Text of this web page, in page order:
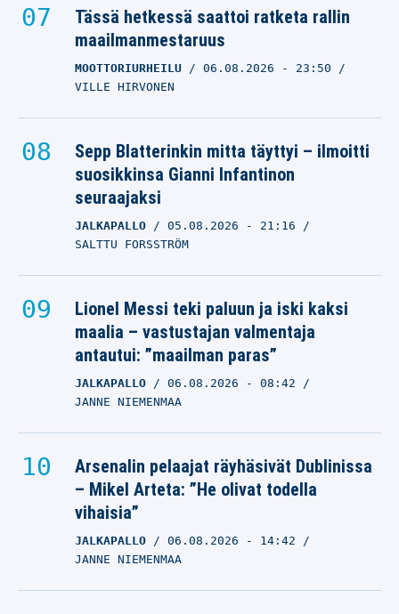
Tässä hetkessä saattoi ratketa rallin
maailmanmestaruus
MOOTTORIURHEILU 06.08.2026 - 23:50
VILLE HIRVONEN
Sepp Blatterinkin mitta täyttyi – ilmoitti
suosikkinsa Gianni Infantinon
seuraajaksi
JALKAPALLO 05.08.2026 - 21:16
SALTTU FORSSTRÖM
Lionel Messi teki paluun ja iski kaksi
maalia – vastustajan valmentaja
antautui: ”maailman paras”
JALKAPALLO 06.08.2026 - 08:42
JANNE NIEMENMAA
Arsenalin pelaajat räyhäsivät Dublinissa
– Mikel Arteta: ”He olivat todella
vihaisia”
JALKAPALLO 06.08.2026 - 14:42
JANNE NIEMENMAA